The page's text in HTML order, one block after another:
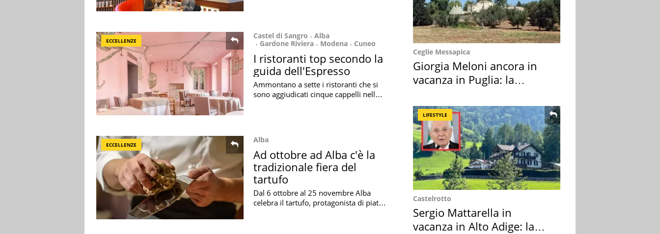
ECCELLENZE
Castel di Sangro
Alba
Gardone Riviera
Modena Cuneo
I ristoranti top secondo la
guida dell'Espresso
Ammontano a sette i ristoranti che si
sono aggiudicati cinque cappelli nella
ECCELLENZE
Alba
Ad ottobre ad Alba c'è la
tradizionale fiera del
tartufo
Dal 6 ottobre al 25 novembre Alba
celebra il tartufo, protagonista di piatti
Ceglie Messapica
Giorgia Meloni ancora in
vacanza in Puglia: la
LIFESTYLE
Castelrotto
Sergio Mattarella in
vacanza in Alto Adige: la